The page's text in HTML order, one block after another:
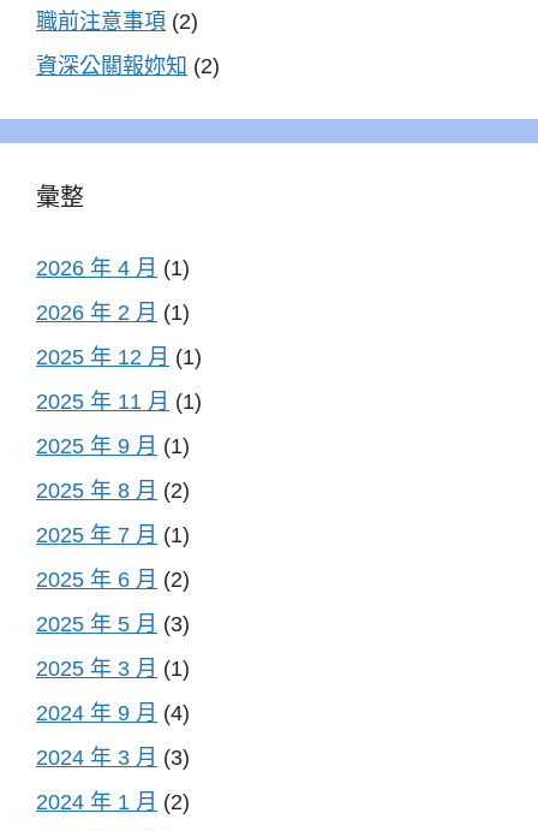
職前注意事項 (2)
資深公關報妳知 (2)
彙整
2026 年 4 月 (1)
2026 年 2 月 (1)
2025 年 12 月 (1)
2025 年 11 月 (1)
2025 年 9 月 (1)
2025 年 8 月 (2)
2025 年 7 月 (1)
2025 年 6 月 (2)
2025 年 5 月 (3)
2025 年 3 月 (1)
2024 年 9 月 (4)
2024 年 3 月 (3)
2024 年 1 月 (2)